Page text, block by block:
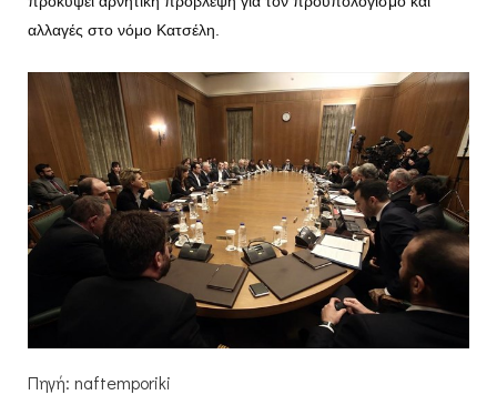
αλλαγές στο νόμο Κατσέλη.
Πηγή: naftemporiki